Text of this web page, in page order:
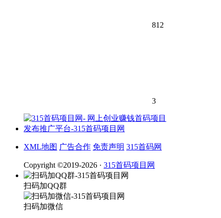
812
3
XML地图 广告合作 免责声明 315首码网
Copyright ©2019-2026 · 315首码项目网
扫码加QQ群
扫码加微信